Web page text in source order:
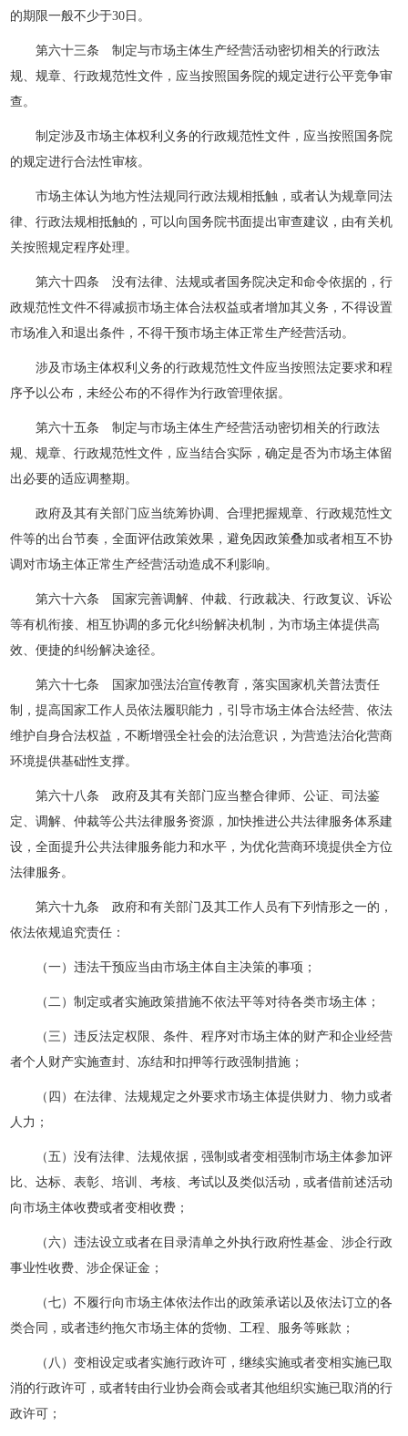
的期限一般不少于30日。
第六十三条 制定与市场主体生产经营活动密切相关的行政法
规、规章、行政规范性文件，应当按照国务院的规定进行公平竞争审
查。
制定涉及市场主体权利义务的行政规范性文件，应当按照国务院
的规定进行合法性审核。
市场主体认为地方性法规同行政法规相抵触，或者认为规章同法
律、行政法规相抵触的，可以向国务院书面提出审查建议，由有关机
关按照规定程序处理。
第六十四条 没有法律、法规或者国务院决定和命令依据的，行
政规范性文件不得减损市场主体合法权益或者增加其义务，不得设置
市场准入和退出条件，不得干预市场主体正常生产经营活动。
涉及市场主体权利义务的行政规范性文件应当按照法定要求和程
序予以公布，未经公布的不得作为行政管理依据。
第六十五条 制定与市场主体生产经营活动密切相关的行政法
规、规章、行政规范性文件，应当结合实际，确定是否为市场主体留
出必要的适应调整期。
政府及其有关部门应当统筹协调、合理把握规章、行政规范性文
件等的出台节奏，全面评估政策效果，避免因政策叠加或者相互不协
调对市场主体正常生产经营活动造成不利影响。
第六十六条 国家完善调解、仲裁、行政裁决、行政复议、诉讼
等有机衔接、相互协调的多元化纠纷解决机制，为市场主体提供高
效、便捷的纠纷解决途径。
第六十七条 国家加强法治宣传教育，落实国家机关普法责任
制，提高国家工作人员依法履职能力，引导市场主体合法经营、依法
维护自身合法权益，不断增强全社会的法治意识，为营造法治化营商
环境提供基础性支撑。
第六十八条 政府及其有关部门应当整合律师、公证、司法鉴
定、调解、仲裁等公共法律服务资源，加快推进公共法律服务体系建
设，全面提升公共法律服务能力和水平，为优化营商环境提供全方位
法律服务。
第六十九条 政府和有关部门及其工作人员有下列情形之一的，
依法依规追究责任：
（一）违法干预应当由市场主体自主决策的事项；
（二）制定或者实施政策措施不依法平等对待各类市场主体；
（三）违反法定权限、条件、程序对市场主体的财产和企业经营
者个人财产实施查封、冻结和扣押等行政强制措施；
（四）在法律、法规规定之外要求市场主体提供财力、物力或者
人力；
（五）没有法律、法规依据，强制或者变相强制市场主体参加评
比、达标、表彰、培训、考核、考试以及类似活动，或者借前述活动
向市场主体收费或者变相收费；
（六）违法设立或者在目录清单之外执行政府性基金、涉企行政
事业性收费、涉企保证金；
（七）不履行向市场主体依法作出的政策承诺以及依法订立的各
类合同，或者违约拖欠市场主体的货物、工程、服务等账款；
（八）变相设定或者实施行政许可，继续实施或者变相实施已取
消的行政许可，或者转由行业协会商会或者其他组织实施已取消的行
政许可；